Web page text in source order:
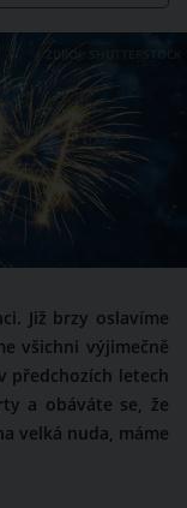
ZDROJ: SHUTTERSTOCK
Již brzy oslavíme
všichni výjimečně
předchozích letech
a obáváte se, že
velká nuda, máme